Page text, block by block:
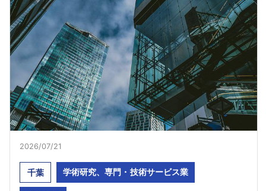
2026/07/21
千葉 学術研究、専門・技術サービス業